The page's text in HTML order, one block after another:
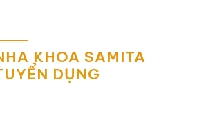
KHOA SAMITA
DỤNG